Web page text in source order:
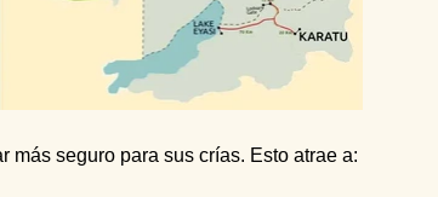
seguro para sus crías. Esto atrae a: